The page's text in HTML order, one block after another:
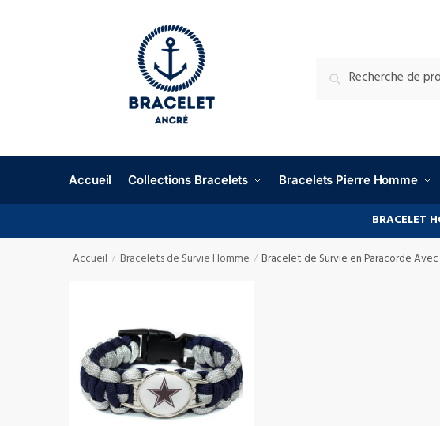
Accueil Collections Bracelets Bracelets Pierre Homme
BRACELET
Accueil / Bracelets de Survie Homme / Bracelet de Survie en Paracorde